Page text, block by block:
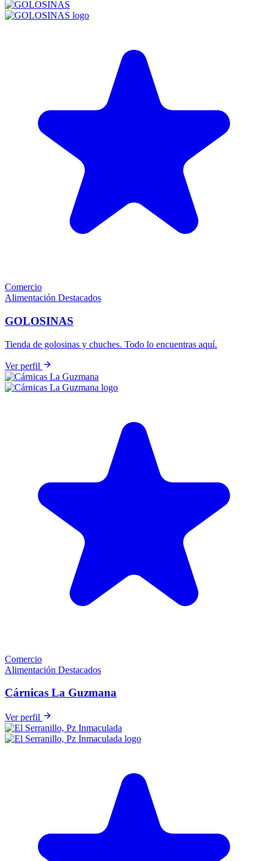
Comercio
Alimentación Destacados
GOLOSINAS
Tienda de golosinas y chuches. Todo lo encuentras aquí.
Ver perfil
Comercio
Alimentación Destacados
Cárnicas La Guzmana
Ver perfil